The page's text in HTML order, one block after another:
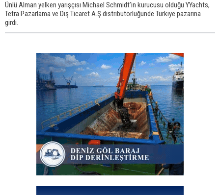
Ünlü Alman yelken yarışçısı Michael Schmidt’in kurucusu olduğu YYachts,
Tetra Pazarlama ve Dış Ticaret A.Ş distribütörlüğünde Türkiye pazarına
girdi.